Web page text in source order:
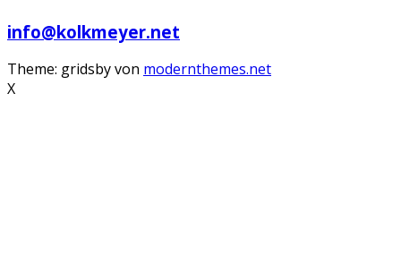
info@kolkmeyer.net
Theme: gridsby von modernthemes.net
X